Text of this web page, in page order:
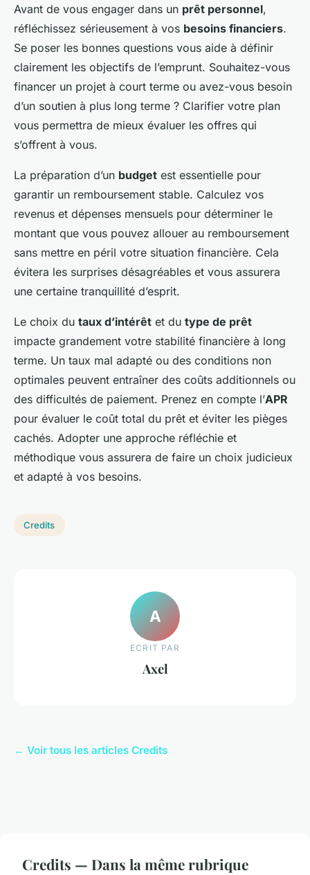
Avant de vous engager dans un prêt personnel,
réfléchissez sérieusement à vos besoins financiers.
Se poser les bonnes questions vous aide à définir
clairement les objectifs de l’emprunt. Souhaitez-vous
financer un projet à court terme ou avez-vous besoin
d’un soutien à plus long terme ? Clarifier votre plan
vous permettra de mieux évaluer les offres qui
s’offrent à vous.
La préparation d’un budget est essentielle pour
garantir un remboursement stable. Calculez vos
revenus et dépenses mensuels pour déterminer le
montant que vous pouvez allouer au remboursement
sans mettre en péril votre situation financière. Cela
évitera les surprises désagréables et vous assurera
une certaine tranquillité d’esprit.
Le choix du taux d’intérêt et du type de prêt
impacte grandement votre stabilité financière à long
terme. Un taux mal adapté ou des conditions non
optimales peuvent entraîner des coûts additionnels ou
des difficultés de paiement. Prenez en compte l’APR
pour évaluer le coût total du prêt et éviter les pièges
cachés. Adopter une approche réfléchie et
méthodique vous assurera de faire un choix judicieux
et adapté à vos besoins.
Credits
A
ECRIT PAR
Axel
← Voir tous les articles Credits
Credits — Dans la même rubrique